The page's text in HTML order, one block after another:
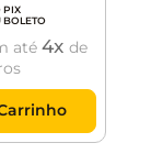
até 4 de